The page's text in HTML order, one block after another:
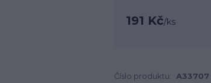
191 Kč/ks
Číslo produktu: A33707